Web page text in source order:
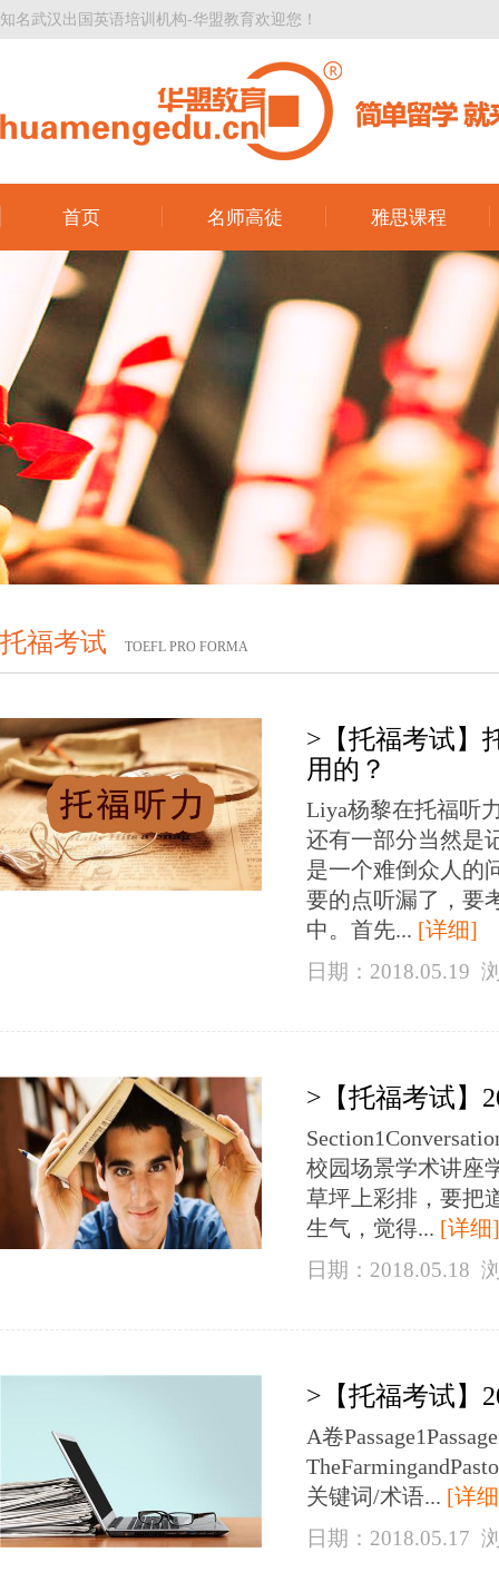
知名武汉出国英语培训机构-华盟教育欢迎您！
首页 名师高徒 雅思课程
托福考试 TOEFL PRO FORMA
>【托福考试】
用的？
Liya杨黎在托福听
还有一部分当然是
是一个难倒众人的
要的点听漏了，要
中。首先... [详细]
日期：2018.05.19
>【托福考试】
校园场景学术讲座
草坪上彩排，要把
生气，觉得... [详细]
日期：2018.05.18
>【托福考试】
A卷
关键词/术语... [详
日期：2018.05.17